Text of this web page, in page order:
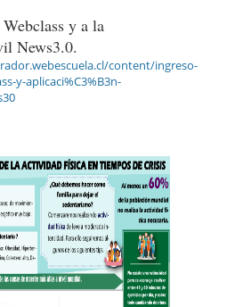
y a la
News3.0.
content/ingreso-
y-aplicaci%C3%B3n-